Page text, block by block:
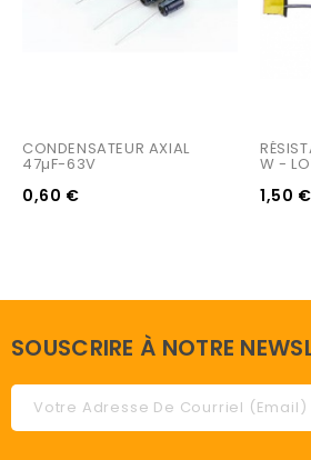
CONDENSATEUR AXIAL
47µF-63V
0,60 €
W -
1,50 €
SOUSCRIRE À NOTRE